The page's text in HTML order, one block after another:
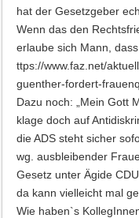
hat der Gesetzgeber
Wenn das den
erlaube sich Mann,
ttps://www.faz.net/
guenther-fordert-
Dazu noch: „Mein Gott
klage doch auf
die ADS steht sicher
wg. ausbleibender
Gesetz unter Ägide
da kann vielleicht mal
Wie haben`s